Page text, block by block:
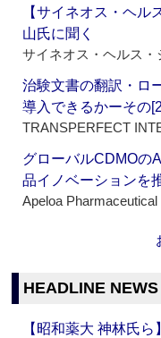
【サイネオス・ヘ
山氏に聞く
サイネオス・ヘルス
治験文書の翻訳・ロ
導入できるかーその
TRANSPERFECT
グローバルCDMOの
品イノベーションを
Apeloa Pharmaceutical
HEADLINE NEWS
【昭和薬大 神林氏